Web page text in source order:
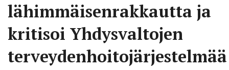
lähimmäisenrakkautta ja
kritisoi Yhdysvaltojen
terveydenhoitojärjestelmää